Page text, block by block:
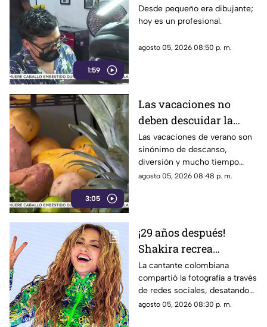
1:59
desde la creatividad
Desde pequeño era dibujante;
hoy es un profesional.
agosto 05, 2026 08:50 p. m.
3:05
Las vacaciones no
deben descuidar la
alimentación infantil
Las vacaciones de verano son
sinónimo de descanso,
diversión y mucho tiempo
libre.
agosto 05, 2026 08:48 p. m.
¡29 años después!
Shakira recrea
ICÓNICO meme; esta es
la historia de la
fotografía
La cantante colombiana
compartió la fotografía a través
de redes sociales, desatando
cientos de comentarios.
agosto 05, 2026 08:30 p. m.